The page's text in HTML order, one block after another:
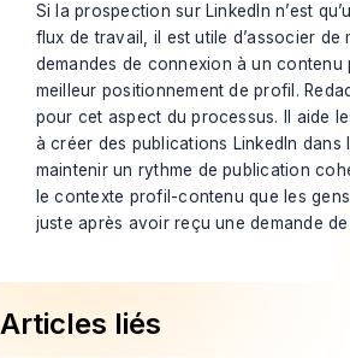
Si la prospection sur LinkedIn n’est
flux de travail, il est utile d’associer de
demandes de connexion à un contenu
meilleur positionnement de profil.
pour cet aspect du processus. Il aide
à créer des publications LinkedIn
maintenir un rythme de publication
le contexte profil-contenu que les
juste après avoir reçu une demande
Articles liés